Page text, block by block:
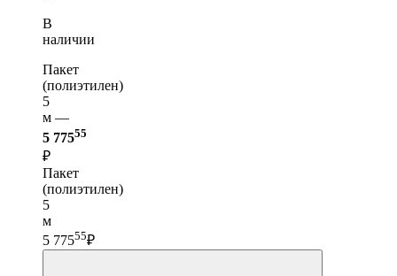
В
наличии
Пакет
(полиэтилен)
5
м —
5 77555
₽
Пакет
(полиэтилен)
5
м
5 77555₽